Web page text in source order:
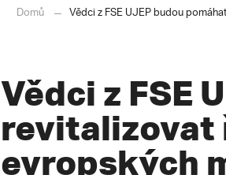
Domů Vědci z FSE UJEP budou
Vědci z FSE
revitalizovat
evropských